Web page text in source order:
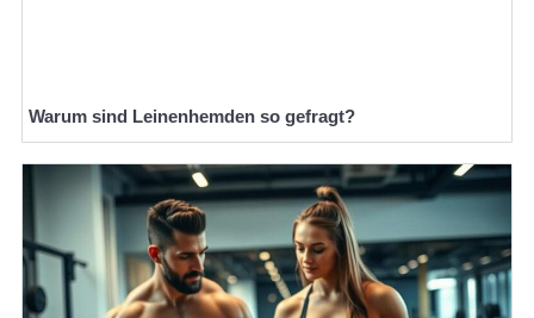
Warum sind Leinenhemden so gefragt?